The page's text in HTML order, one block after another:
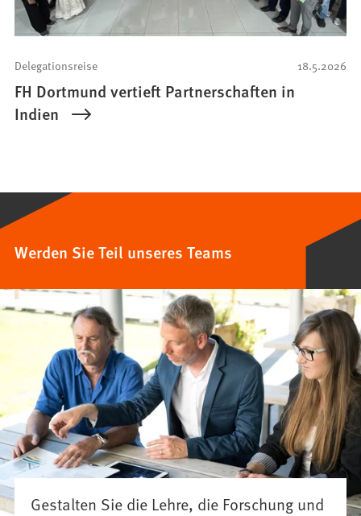
18.5.2026
Delegationsreise
FH Dortmund vertieft Partnerschaften in
Indien
Werden Sie Teil unseres Teams
Gestalten Sie die Lehre, die Forschung und